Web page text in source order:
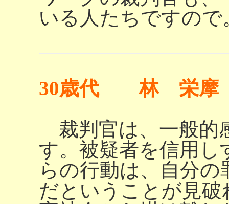
いる人たちですので
30歳代 林 栄摩
裁判官は、一般的
す。被疑者を信用
らの行動は、自分
だということが見